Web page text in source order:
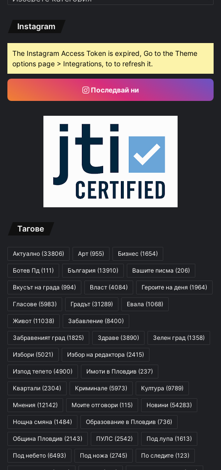
Instagram
The Instagram Access Token is expired, Go to the Theme
options page > Integrations, to to refresh it.
Последвай ни
Тагове
Актуално (33806) Арт (955) Бизнес (1654)
Ботев Пд (111) България (13910) Вашите писма (206)
Вкусът на града (994) Власт (4084) Героите на деня (1964)
Гласове (5983) Градът (31289) Евала (1068)
Живот (11038) Забавление (8400)
Забравеният град (1825) Здраве (3890) Зелен град (1358)
Избори (5021) Избор на редактора (2415)
Изпод тепето (4900) Имоти в Пловдив (237)
Квартали (2304) Криминале (5973) Култура (9789)
Мнения (12142) Моите отговори (115) Новини (54283)
Нощна смяна (1484) Образование в Пловдив (736)
Община Пловдив (2143) ПУЛС (2542) Под лупа (1613)
Под небето (6493) Под ножа (2745) По следите (123)